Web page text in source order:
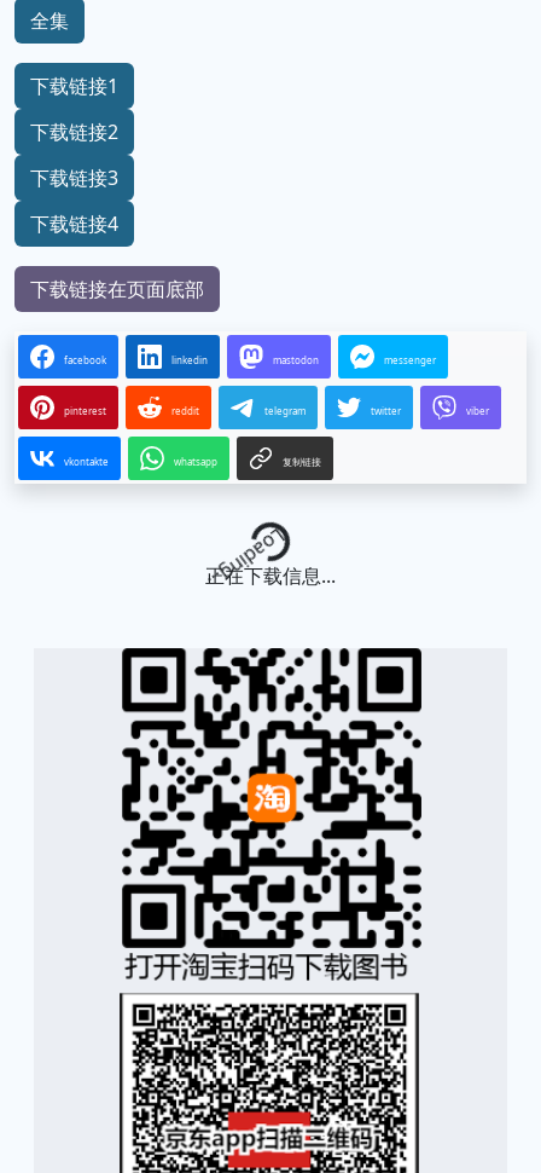
全集
下载链接1
下载链接2
下载链接3
下载链接4
下载链接在页面底部
facebook linkedin mastodon messenger
pinterest reddit telegram twitter viber
vkontakte whatsapp 复制链接
Loading...
正在下载信息...